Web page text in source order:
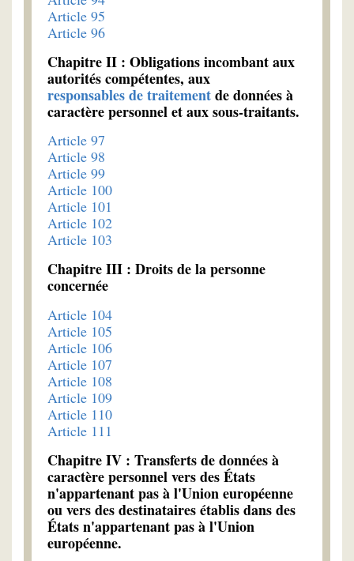
Article 95
Article 96
Chapitre II : Obligations incombant aux
autorités compétentes, aux
responsables de traitementde données à
caractère personnel et aux sous-traitants.
Article 97
Article 98
Article 99
Article 100
Article 101
Article 102
Article 103
Chapitre III : Droits de la personne
concernée
Article 104
Article 105
Article 106
Article 107
Article 108
Article 109
Article 110
Article 111
Chapitre IV : Transferts de données à
caractère personnel vers des États
n'appartenant pas à l'Union européenne
ou vers des destinataires établis dans des
États n'appartenant pas à l'Union
européenne.